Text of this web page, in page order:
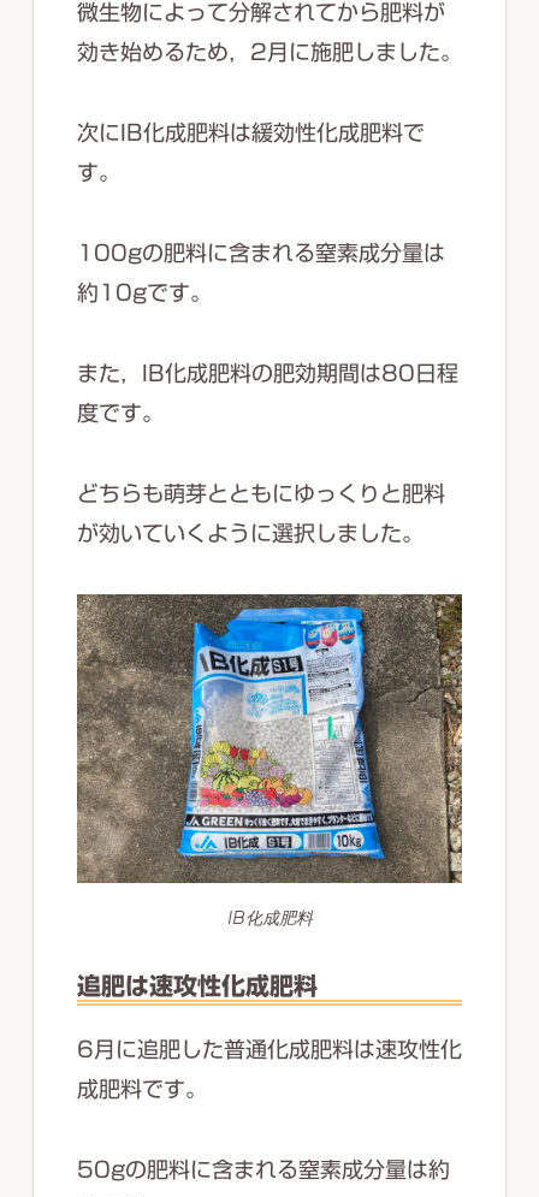
微生物によって分解されてから肥料が
効き始めるため，2月に施肥しました。
次にIB化成肥料は緩効性化成肥料で
す。
100gの肥料に含まれる窒素成分量は
約10gです。
また，IB化成肥料の肥効期間は80日程
度です。
どちらも萌芽とともにゆっくりと肥料
が効いていくように選択しました。
IB化成肥料
追肥は速攻性化成肥料
6月に追肥した普通化成肥料は速攻性化
成肥料です。
50gの肥料に含まれる窒素成分量は約